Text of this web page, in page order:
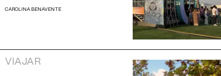
CAROLINA BENAVENTE
VIAJAR